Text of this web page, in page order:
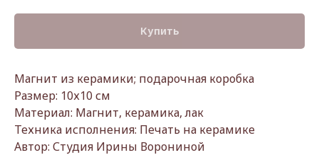
Купить
Магнит из керамики; подарочная коробка
Размер: 10х10 см
Материал: Магнит, керамика, лак
Техника исполнения: Печать на керамике
Автор: Студия Ирины Ворониной